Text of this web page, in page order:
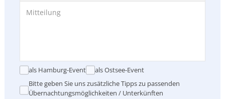
als Hamburg-Event
als Ostsee-Event
Bitte geben Sie uns zusätzliche Tipps zu passenden
Übernachtungsmöglichkeiten / Unterkünften